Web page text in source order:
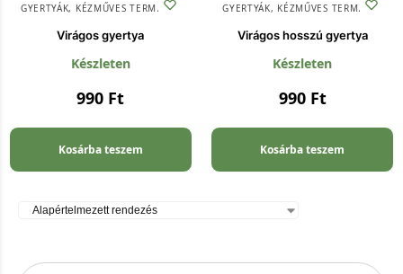
GYERTYÁK, KÉZMŰVES TERMÉKEK
Virágos gyertya
Készleten
990 Ft
Kosárba teszem
GYERTYÁK, KÉZMŰVES TERMÉKEK
Virágos hosszú gyertya
Készleten
990 Ft
Kosárba teszem